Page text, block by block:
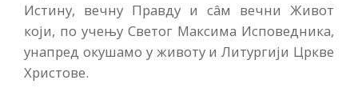
Истину, вечну Правду и сâм вечни Живот
који, по учењу Светог Максима Исповедника,
унапред окушамо у животу и Литургији Цркве
Христове.